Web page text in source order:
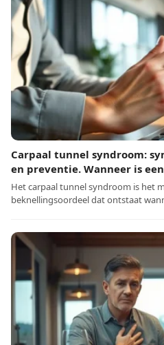
Carpaal tunnel syndroom:
en preventie. Wanneer is
Het carpaal tunnel syndroom is het
beknellingsoordeel dat ontstaat